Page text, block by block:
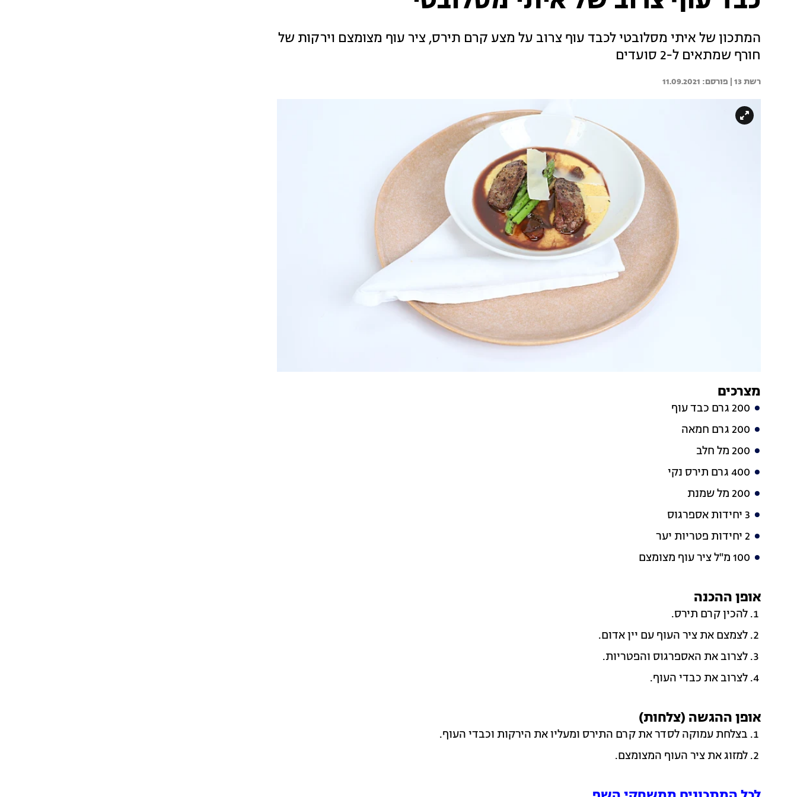
המתכון של איתי מסלובטי לכבד עוף צרוב על מצע קרם תירס, ציר עוף מצומצם וירקות של
חורף שמתאים ל-2 סועדים
רשת 13 | 11.09.2021
מצרכים
200 גרם כבד עוף
200 גרם חמאה
200 מל חלב
400 גרם תירס נקי
200 מל שמנת
3 יחידות אספרגוס
2 יחידות פטריות יער
100 מ"ל ציר עוף מצומצם
אופן ההכנה
להכין קרם תירס.
לצמצם את ציר העוף עם יין אדום.
לצרוב את האספרגוס והפטריות.
לצרוב את כבדי העוף.
אופן ההגשה (צלחות)
בצלחת עמוקה לסדר את קרם התירס ומעליו את הירקות וכבדי העוף.
למזוג את ציר העוף המצומצם.